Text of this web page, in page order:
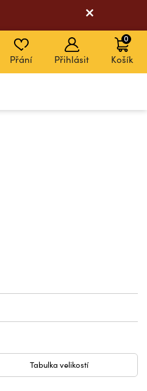
Přání Přihlásit Košík
0
Tabulka velikostí